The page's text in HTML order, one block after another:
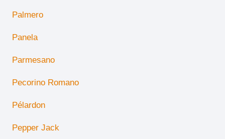
Palmero
Panela
Parmesano
Pecorino Romano
Pélardon
Pepper Jack